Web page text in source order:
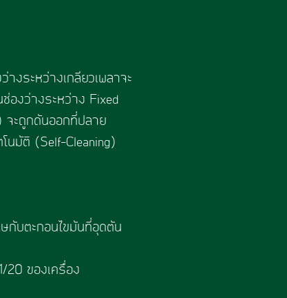
งระหว่างเกลียวเพลาจะ
องว่างระหว่าง Fixed
จะถูกดันออกที่ปลาย
นมัติ (Self-Cleaning)
ษกับตะกอนไขมันที่อุดตัน
20 ของเครื่อง